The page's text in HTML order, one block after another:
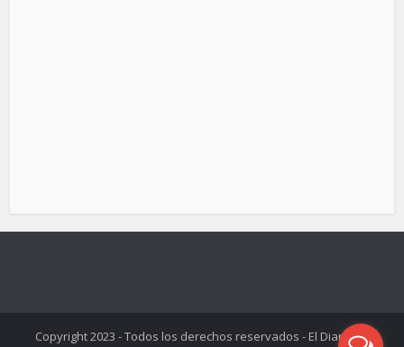
Copyright 2023 - Todos los derechos reservados - El Diario de